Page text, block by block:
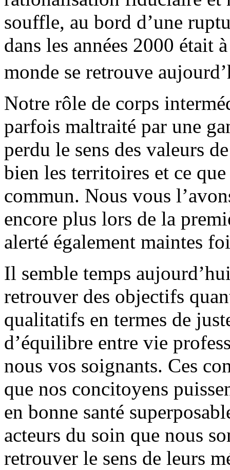
souffle, au bord d’une
dans les années 2000 était
monde se retrouve
Notre rôle de corps
parfois maltraité par une
perdu le sens des valeurs
bien les territoires et ce
commun. Nous vous
encore plus lors de la
alerté également maintes
Il semble temps
retrouver des objectifs
qualitatifs en termes de
d’équilibre entre vie
nous vos soignants. Ces
que nos concitoyens
en bonne santé
acteurs du soin que nous
retrouver le sens de leurs